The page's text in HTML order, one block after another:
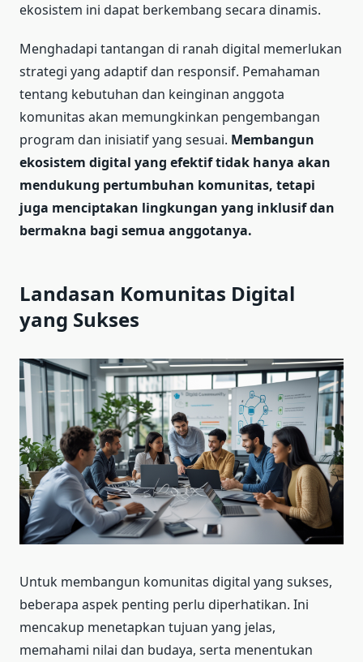
ekosistem ini dapat berkembang secara dinamis.
Menghadapi tantangan di ranah digital memerlukan
strategi yang adaptif dan responsif. Pemahaman
tentang kebutuhan dan keinginan anggota
komunitas akan memungkinkan pengembangan
program dan inisiatif yang sesuai. Membangun
ekosistem digital yang efektif tidak hanya akan
mendukung pertumbuhan komunitas, tetapi
juga menciptakan lingkungan yang inklusif dan
bermakna bagi semua anggotanya.
Landasan Komunitas Digital
yang Sukses
Untuk membangun komunitas digital yang sukses,
beberapa aspek penting perlu diperhatikan. Ini
mencakup menetapkan tujuan yang jelas,
memahami nilai dan budaya, serta menentukan